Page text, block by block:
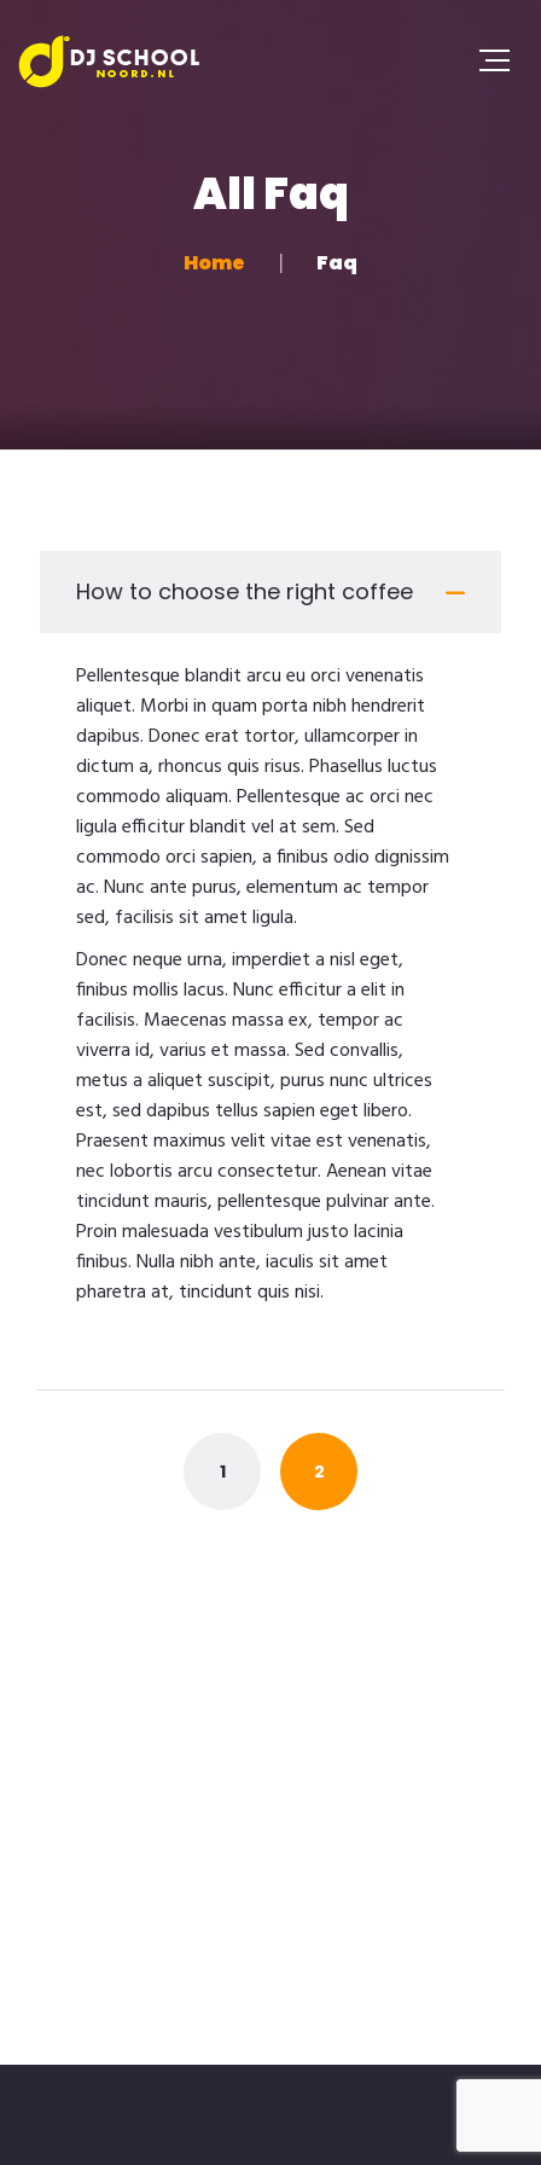
All Faq
Home Faq
How to choose the right coffee
Pellentesque blandit arcu eu orci venenatis
aliquet. Morbi in quam porta nibh hendrerit
dapibus. Donec erat tortor, ullamcorper in
dictum a, rhoncus quis risus. Phasellus luctus
commodo aliquam. Pellentesque ac orci nec
ligula efficitur blandit vel at sem. Sed
commodo orci sapien, a finibus odio dignissim
ac. Nunc ante purus, elementum ac tempor
sed, facilisis sit amet ligula.
Donec neque urna, imperdiet a nisl eget,
finibus mollis lacus. Nunc efficitur a elit in
facilisis. Maecenas massa ex, tempor ac
viverra id, varius et massa. Sed convallis,
metus a aliquet suscipit, purus nunc ultrices
est, sed dapibus tellus sapien eget libero.
Praesent maximus velit vitae est venenatis,
nec lobortis arcu consectetur. Aenean vitae
tincidunt mauris, pellentesque pulvinar ante.
Proin malesuada vestibulum justo lacinia
finibus. Nulla nibh ante, iaculis sit amet
pharetra at, tincidunt quis nisi.
navigation
1 2